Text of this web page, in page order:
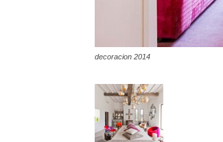
decoracion 2014